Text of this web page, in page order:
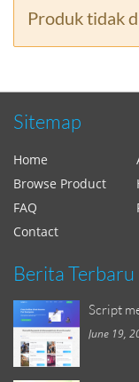
Produk tidak
Sitemap
Home
Browse Product
FAQ
Contact
Berita Terbaru
Script
June 19,